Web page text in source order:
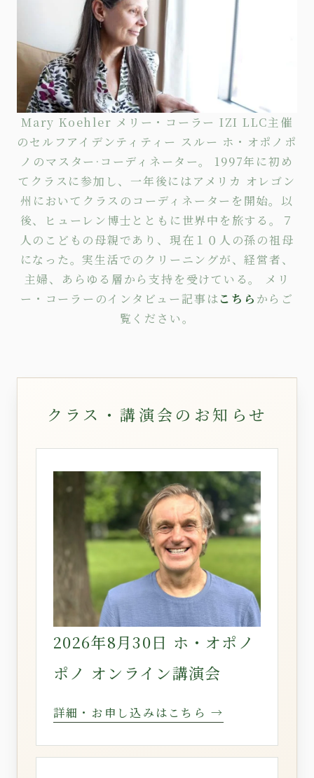
Mary Koehler メリー・コーラー IZI LLC主催
のセルフアイデンティティー スルー ホ・オポノポ
ノのマスター·コーディネーター。 1997年に初め
てクラスに参加し、一年後にはアメリカ オレゴン
州においてクラスのコーディネーターを開始。以
後、ヒューレン博士とともに世界中を旅する。７
人のこどもの母親であり、現在１０人の孫の祖母
になった。実生活でのクリーニングが、経営者、
主婦、あらゆる層から支持を受けている。 メリ
ー・コーラーのインタビュー記事はこちら からご
覧ください。
クラス・講演会のお知らせ
2026年8月30日 ホ・オポノ
ポノ オンライン講演会
詳細・お申し込みはこちら →